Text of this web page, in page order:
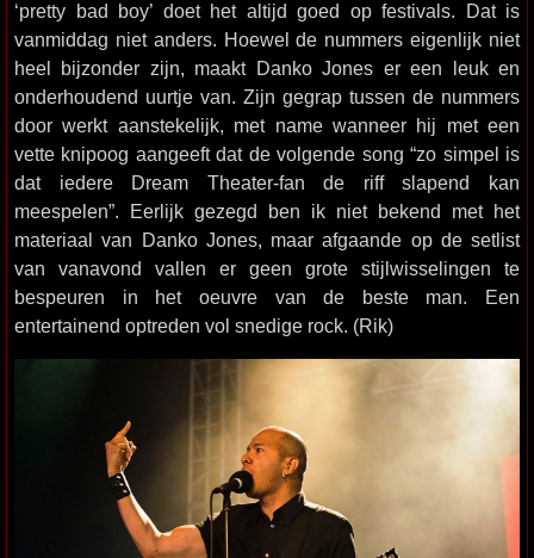
‘pretty bad boy’ doet het altijd goed op festivals. Dat is
vanmiddag niet anders. Hoewel de nummers eigenlijk niet
heel bijzonder zijn, maakt Danko Jones er een leuk en
onderhoudend uurtje van. Zijn gegrap tussen de nummers
door werkt aanstekelijk, met name wanneer hij met een
vette knipoog aangeeft dat de volgende song “zo simpel is
dat iedere Dream Theater-fan de riff slapend kan
meespelen”. Eerlijk gezegd ben ik niet bekend met het
materiaal van Danko Jones, maar afgaande op de setlist
van vanavond vallen er geen grote stijlwisselingen te
bespeuren in het oeuvre van de beste man. Een
entertainend optreden vol snedige rock. (Rik)